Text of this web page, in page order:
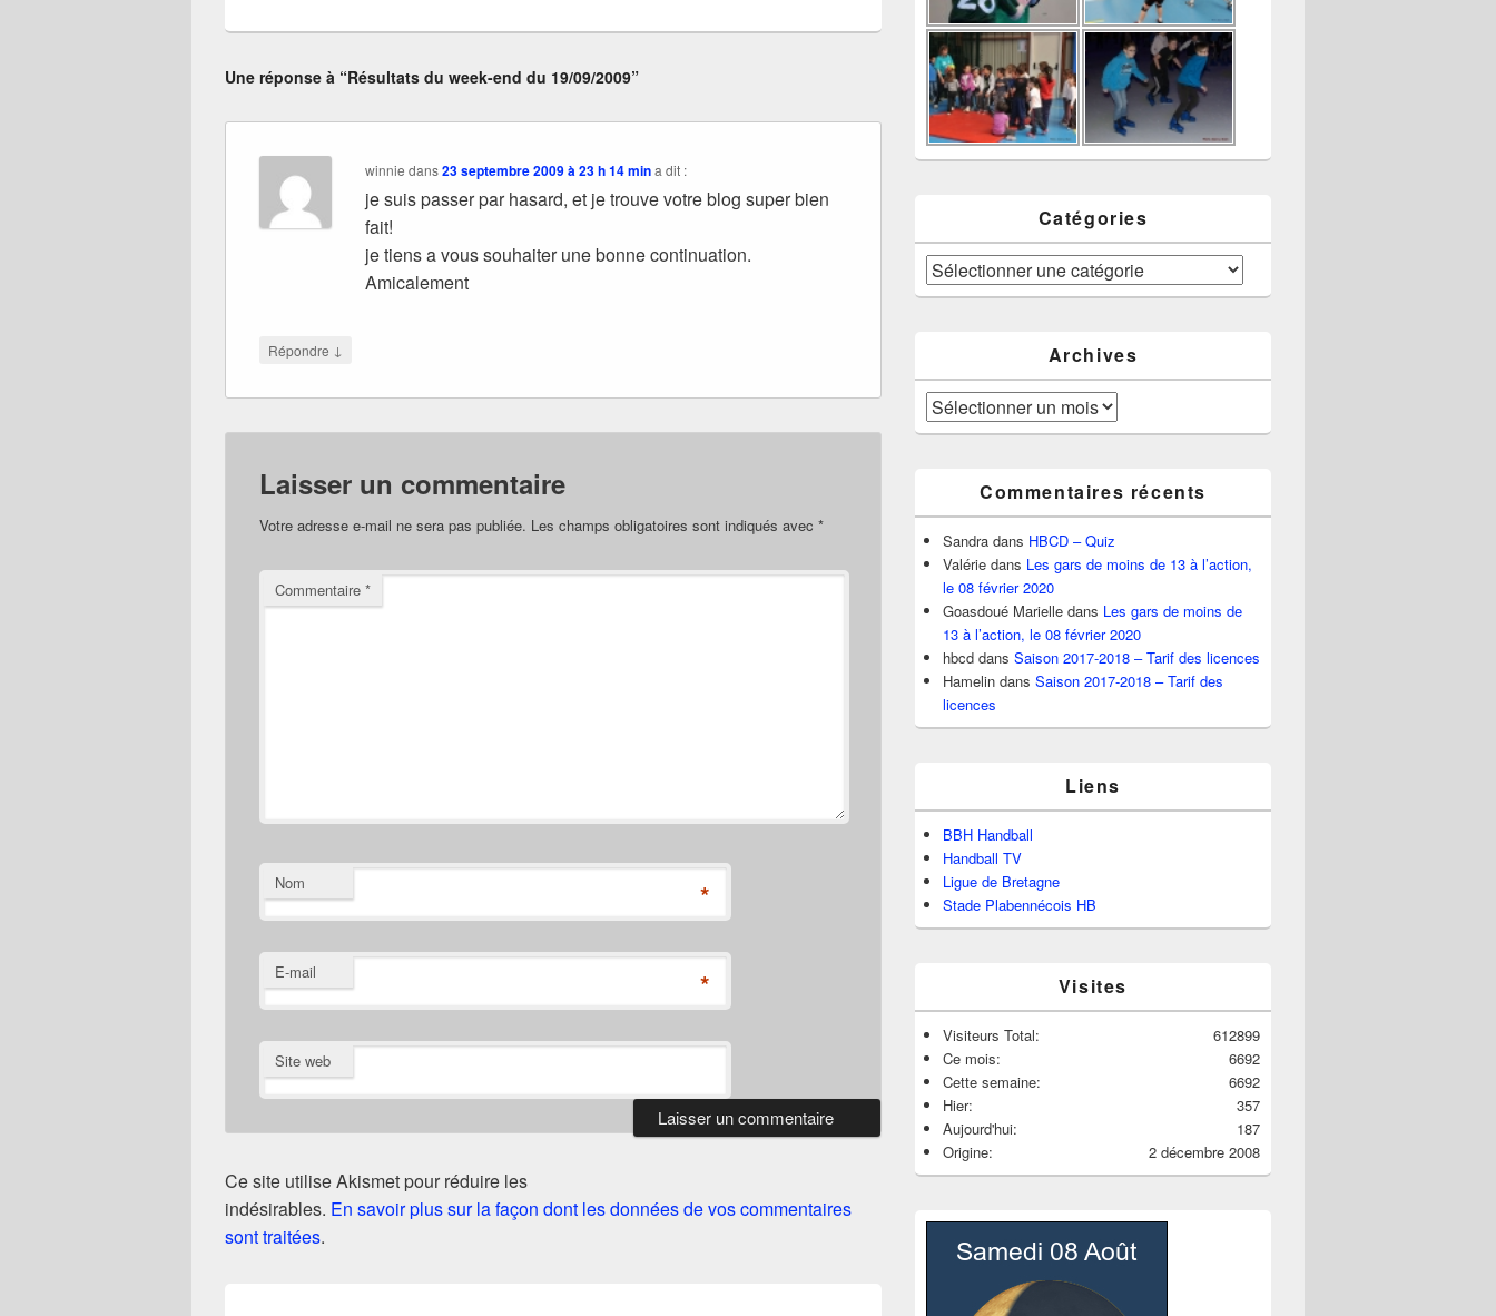
Une réponse à “Résultats du week-end du 19/09/2009”
winnie dans23 septembre 2009 à 23 h 14 mina dit :
je suis passer par hasard, et je trouve votre blog super bien
fait!
je tiens a vous souhaiter une bonne continuation.
Amicalement
Répondre ↓
Laisser un commentaire
Votre adresse e-mail ne sera pas publiée. Les champs obligatoires sont indiqués avec *
Commentaire *
Nom *
E-mail *
Site web
Ce site utilise Akismet pour réduire les
indésirables. En savoir plus sur la façon dont les données de vos commentaires
sont traitées.
Catégories
Catégories
Archives
Archives
Commentaires récents
Sandra dans HBCD – Quiz
Valérie dans Les gars de moins de 13 à l’action,
le 08 février 2020
Goasdoué Marielle dans Les gars de moins de
13 à l’action, le 08 février 2020
hbcd dans Saison 2017-2018 – Tarif des licences
Hamelin dans Saison 2017-2018 – Tarif des
licences
Liens
BBH Handball
Handball TV
Ligue de Bretagne
Stade Plabennécois HB
Visites
612899
Visiteurs Total:
6692
Ce mois:
6692
Cette semaine:
357
Hier:
187
Aujourd'hui:
2 décembre 2008
Origine: